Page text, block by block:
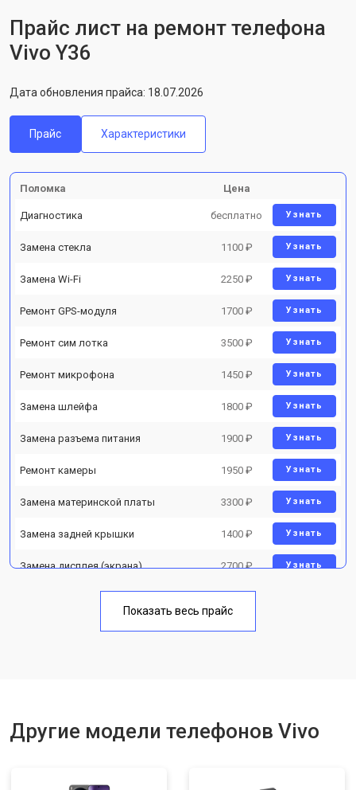
Прайс лист на ремонт телефона
Vivo Y36
Дата обновления прайса: 18.07.2026
Прайс Характеристики
Поломка Цена
Диагностика бесплатно Узнать
Замена стекла 1100 ₽ Узнать
Замена Wi-Fi 2250 ₽ Узнать
Ремонт GPS-модуля 1700 ₽ Узнать
Ремонт сим лотка 3500 ₽ Узнать
Ремонт микрофона 1450 ₽ Узнать
Замена шлейфа 1800 ₽ Узнать
Замена разъема питания 1900 ₽ Узнать
Ремонт камеры 1950 ₽ Узнать
Замена материнской платы 3300 ₽ Узнать
Замена задней крышки 1400 ₽ Узнать
Замена дисплея (экрана) 2700 ₽ Узнать
Замена кнопки включения 1750 ₽
Показать весь прайс
Другие модели телефонов Vivo